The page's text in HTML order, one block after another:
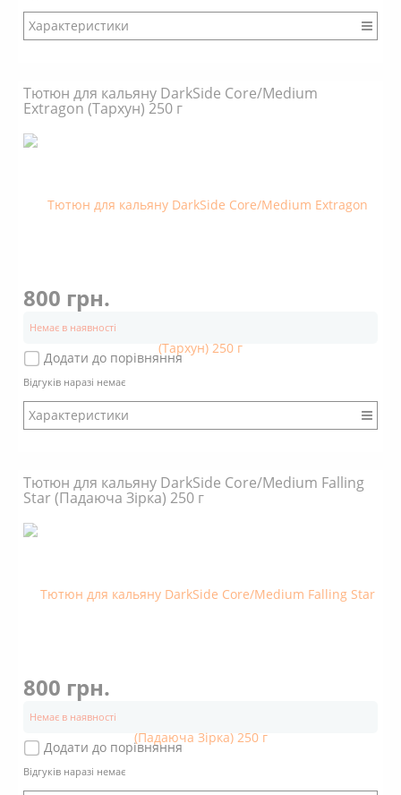
Характеристики
Смак: Насичений
Аромат: Солодкий
Димність: Вищє середнього
Тютюн для кальяну DarkSide Core/Medium
Extragon (Тархун) 250 г
800 грн.
Немає в наявності
Додати до порівняння
Відгуків наразі немає
Характеристики
Смак: Насичений
Аромат: Солодкий
Аромат: Трав'яний
Димність: Вищє середнього
Тютюн для кальяну DarkSide Core/Medium Falling
Star (Падаюча Зірка) 250 г
800 грн.
Немає в наявності
Додати до порівняння
Відгуків наразі немає